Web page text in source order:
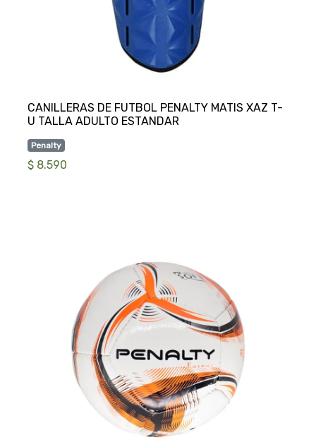
CANILLERAS DE FUTBOL PENALTY MATIS XAZ T-
Penalty
$ 8.590